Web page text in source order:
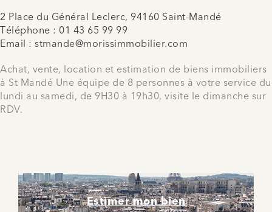
2 Place du Général Leclerc, 94160 Saint-Mandé
Téléphone : 01 43 65 99 99
Email : stmande@morissimmobilier.com
Achat, vente, location et estimation de biens immobiliers
à St Mandé Une équipe de 8 personnes à votre service du
lundi au samedi, de 9H30 à 19h30, visite le dimanche sur
RDV.
Estimer mon bien